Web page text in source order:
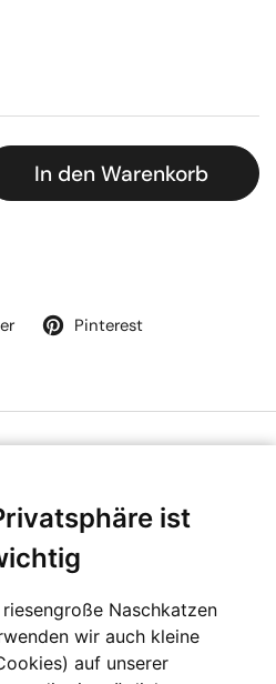
ist
Naschkatzen
wir auch kleine
auf unserer
In den Warenkorb
Pinterest